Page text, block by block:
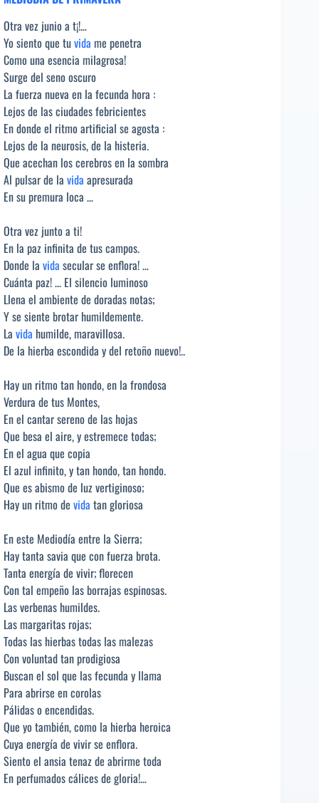
Otra vez junio a t¡!…
Yo siento que tuvida me penetra
Como una esencia milagrosa!
Surge del seno oscuro
La fuerza nueva en la fecunda hora :
Lejos de las ciudades febricientes
En donde el ritmo artificial se agosta :
Lejos de la neurosis, de la histeria.
Que acechan los cerebros en la sombra
Al pulsar de la vida apresurada
En su premura loca …
Otra vez junto a ti!
En la paz infinita de tus campos.
Donde la vida secular se enflora! …
Cuánta paz! … El silencio luminoso
Llena el ambiente de doradas notas;
Y se siente brotar humildemente.
La vida humilde, maravillosa.
De la hierba escondida y del retoño nuevo!..
Hay un ritmo tan hondo, en la frondosa
Verdura de tus Montes,
En el cantar sereno de las hojas
Que besa el aire, y estremece todas;
En el agua que copia
El azul infinito, y tan hondo, tan hondo.
Que es abismo de luz vertiginoso;
Hay un ritmo de vida tan gloriosa
En este Mediodía entre la Sierra;
Hay tanta savia que con fuerza brota.
Tanta energía de vivir; florecen
Con tal empeño las borrajas espinosas.
Las verbenas humildes.
Las margaritas rojas;
Todas las hierbas todas las malezas
Con voluntad tan prodigiosa
Buscan el sol que las fecunda y llama
Para abrirse en corolas
Pálidas o encendidas.
Que yo también, como la hierba heroica
Cuya energía de vivir se enflora.
Siento el ansia tenaz de abrirme toda
En perfumados cálices de gloria!…